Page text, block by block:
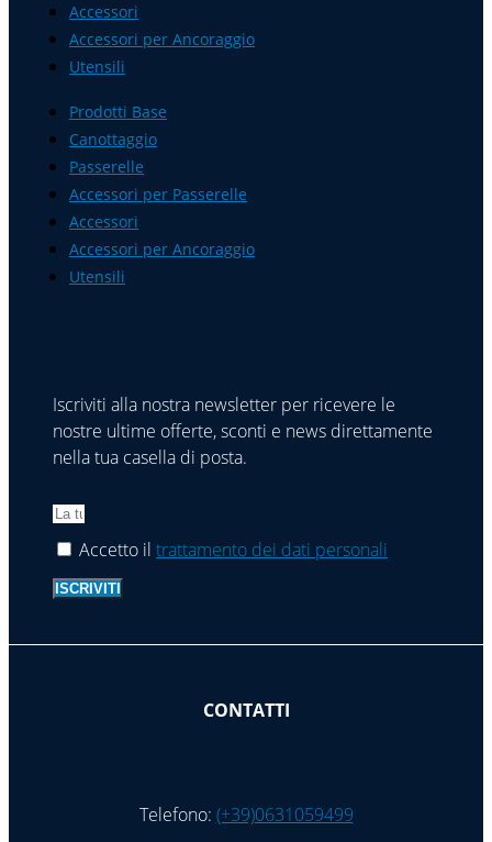
Accessori
Accessori per Ancoraggio
Utensili
Prodotti Base
Canottaggio
Passerelle
Accessori per Passerelle
Accessori
Accessori per Ancoraggio
Utensili
Iscriviti alla nostra newsletter per ricevere le
nostre ultime offerte, sconti e news direttamente
nella tua casella di posta.
Accetto il trattamento dei dati personali
ISCRIVITI
CONTATTI
Telefono: (+39)0631059499